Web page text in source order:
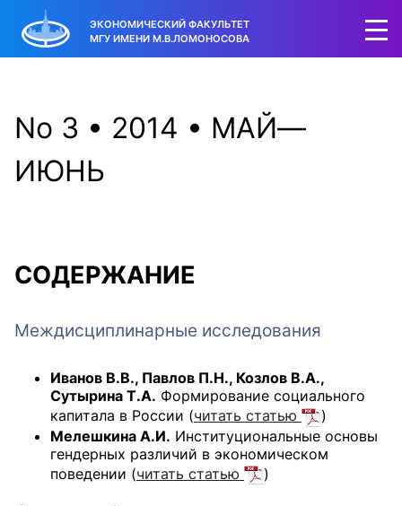
ЭКОНОМИЧЕСКИЙ ФАКУЛЬТЕТ
МГУ ИМЕНИ М.В.ЛОМОНОСОВА
No 3 • 2014 • МАЙ—
ИЮНЬ
СОДЕРЖАНИЕ
Междисциплинарные исследования
Иванов В.В., Павлов П.Н., Козлов В.А.,
Сутырина Т.А. Формирование социального
капитала в России (читать статью
)
Мелешкина А.И. Институциональные основы
гендерных различий в экономическом
поведении (читать статью )